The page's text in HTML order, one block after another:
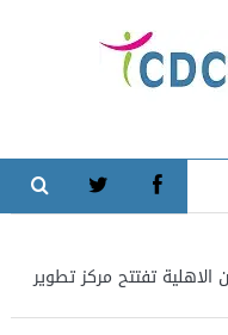
تفتتح مركز تطوير